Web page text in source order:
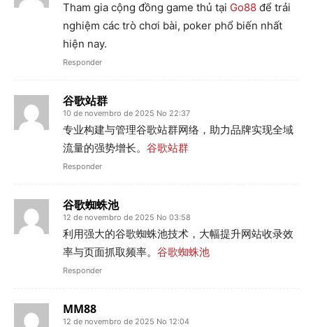
Tham gia cộng đồng game thủ tại Go88 để trải
nghiệm các trò chơi bài, poker phổ biến nhất
hiện nay.
Responder
谷歌站群
10 de novembro de 2025 No 22:37
专业构建与管理谷歌站群网络，助力品牌实现全域
流量的强势增长。 谷歌站群
Responder
谷歌蜘蛛池
12 de novembro de 2025 No 03:58
利用强大的谷歌蜘蛛池技术，大幅提升网站收录效
率与页面抓取频率。 谷歌蜘蛛池
Responder
MM88
12 de novembro de 2025 No 12:04